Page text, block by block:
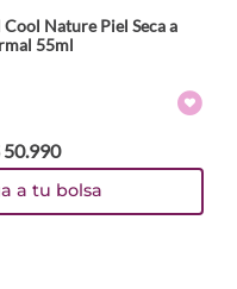
Nature Piel Seca a
55ml
50.990
a tu bolsa